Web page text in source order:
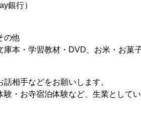
銀行）
の他
庫本・学習教材・DVD、お米・お
相手などをお願いします。
験・お寺宿泊体験など、生業として